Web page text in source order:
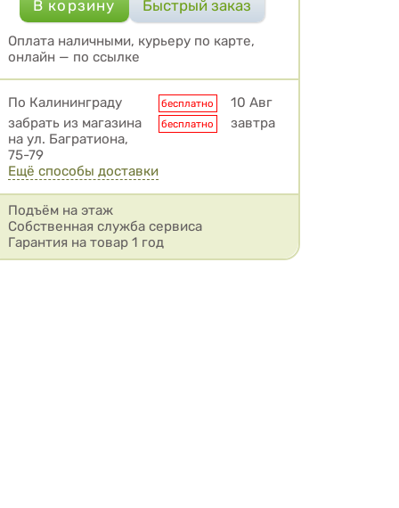
Оплата наличными, курьеру по карте,
онлайн — по ссылке
Условия доставки
По Калининграду бесплатно
10 Авг
забрать из магазина
на ул. Багратиона,
75-79
бесплатно завтра
Ещё способы доставки
Подъём на этаж
Собственная служба сервиса
Гарантия на товар 1 год